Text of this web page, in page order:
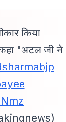
किया
कहा "अटल जी ने